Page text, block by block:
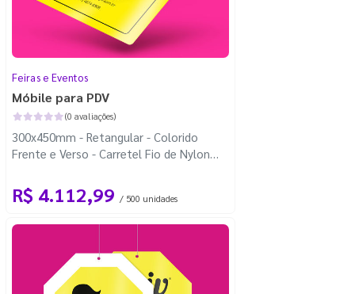
Feiras e Eventos
Móbile para PDV
(0 avaliações)
300x450mm - Retangular - Colorido
Frente e Verso - Carretel Fio de Nylon
R$ 4.112,99 / 500 unidades